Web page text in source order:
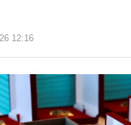
12:16